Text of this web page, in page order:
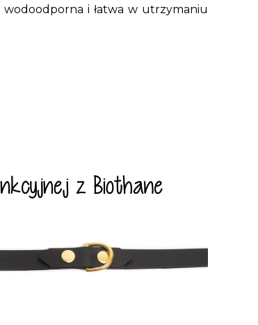
i łatwa w utrzymaniu